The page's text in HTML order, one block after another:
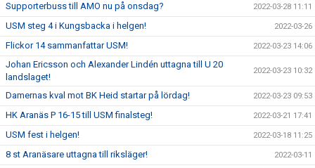
Supporterbuss till AMO nu på onsdag? 2022-03-28 11:11
USM steg 4 i Kungsbacka i helgen! 2022-03-26
Flickor 14 sammanfattar USM! 2022-03-23 14:06
Johan Ericsson och Alexander Lindén uttagna till U 20
landslaget!
2022-03-23 10:32
Damernas kval mot BK Heid startar på lördag! 2022-03-23 09:53
HK Aranäs P 16-15 till USM finalsteg! 2022-03-21 17:41
USM fest i helgen! 2022-03-18 11:25
8 st Aranäsare uttagna till riksläger! 2022-03-11